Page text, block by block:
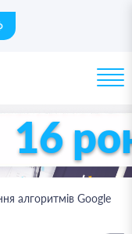
16
алгоритмів Google